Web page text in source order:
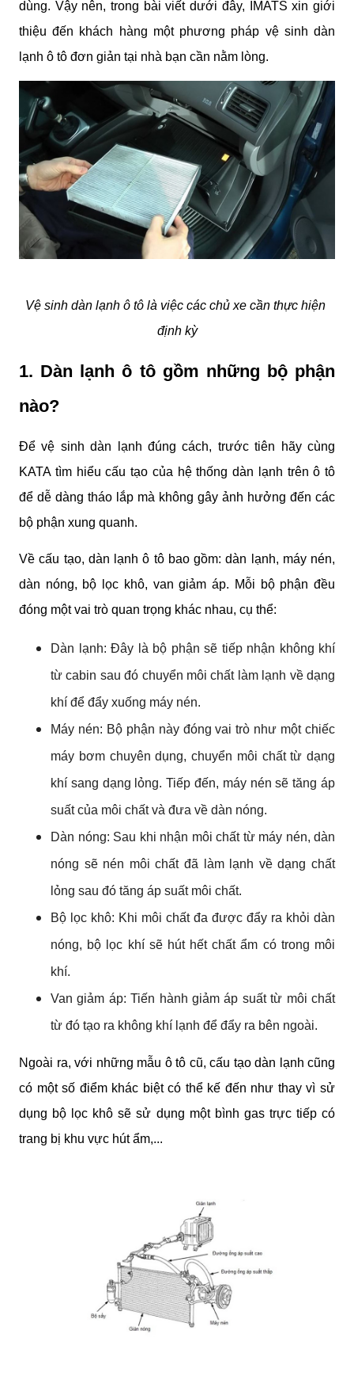
dùng. Vậy nên, trong bài viết dưới đây, IMATS xin giới
thiệu đến khách hàng một phương pháp vệ sinh dàn
lạnh ô tô đơn giản tại nhà bạn cần nằm lòng.
Vệ sinh dàn lạnh ô tô là việc các chủ xe cần thực hiện
định kỳ
1. Dàn lạnh ô tô gồm những bộ phận
nào?
Để vệ sinh dàn lạnh đúng cách, trước tiên hãy cùng
KATA tìm hiểu cấu tạo của hệ thống dàn lạnh trên ô tô
để dễ dàng tháo lắp mà không gây ảnh hưởng đến các
bộ phận xung quanh.
Về cấu tạo, dàn lạnh ô tô bao gồm: dàn lạnh, máy nén,
dàn nóng, bộ lọc khô, van giảm áp. Mỗi bộ phận đều
đóng một vai trò quan trọng khác nhau, cụ thể:
Dàn lạnh: Đây là bộ phận sẽ tiếp nhận không khí
từ cabin sau đó chuyển môi chất làm lạnh về dạng
khí để đẩy xuống máy nén.
Máy nén: Bộ phận này đóng vai trò như một chiếc
máy bơm chuyên dụng, chuyển môi chất từ dạng
khí sang dạng lỏng. Tiếp đến, máy nén sẽ tăng áp
suất của môi chất và đưa về dàn nóng.
Dàn nóng: Sau khi nhận môi chất từ máy nén, dàn
nóng sẽ nén môi chất đã làm lạnh về dạng chất
lỏng sau đó tăng áp suất môi chất.
Bộ lọc khô: Khi môi chất đa được đẩy ra khỏi dàn
nóng, bộ lọc khí sẽ hút hết chất ẩm có trong môi
khí.
Van giảm áp: Tiến hành giảm áp suất từ môi chất
từ đó tạo ra không khí lạnh để đẩy ra bên ngoài.
Ngoài ra, với những mẫu ô tô cũ, cấu tạo dàn lạnh cũng
có một số điểm khác biệt có thể kế đến như thay vì sử
dụng bộ lọc khô sẽ sử dụng một bình gas trực tiếp có
trang bị khu vực hút ẩm,...